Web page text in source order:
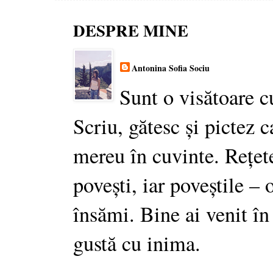
DESPRE MINE
Antonina Sofia Sociu
Sunt o visătoare
Scriu, gătesc și pictez
mereu în cuvinte.
povești, iar poveștile –
însămi. Bine ai venit
gustă cu inima.